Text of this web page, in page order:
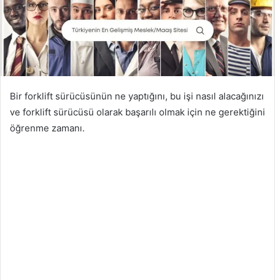
Bir forklift sürücüsünün ne yaptığını, bu işi nasıl alacağınızı
ve forklift sürücüsü olarak başarılı olmak için ne gerektiğini
öğrenme zamanı.